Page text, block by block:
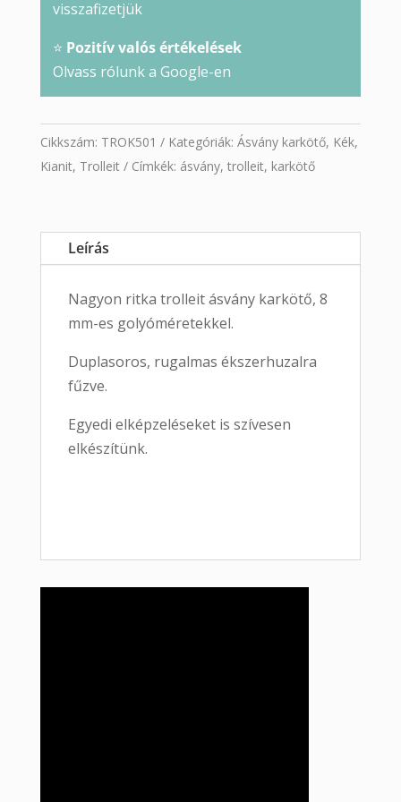
visszafizetjük
⭐ Pozitív valós értékelések
Olvass rólunk a Google-en
Cikkszám: TROK501 Kategóriák: Ásvány karkötő, Kék,
Kianit, Trolleit Címkék: ásvány, trolleit, karkötő
Leírás
Nagyon ritka trolleit ásvány karkötő, 8
mm-es golyóméretekkel.
Duplasoros, rugalmas ékszerhuzalra
fűzve.
Egyedi elképzeléseket is szívesen
elkészítünk.